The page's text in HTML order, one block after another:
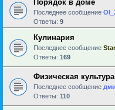
Порядок в доме
Последнее сообщение
Ответы: 9
Кулинария
Последнее сообщение
Ответы: 169
Физическая культура
Последнее сообщение
Ответы: 110